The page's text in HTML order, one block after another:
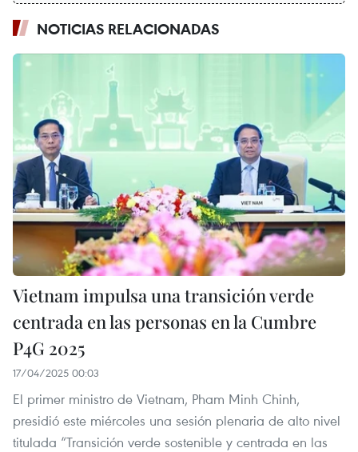
NOTICIAS RELACIONADAS
Vietnam impulsa una transición verde
centrada en las personas en la Cumbre
P4G 2025
17/04/2025 00:03
El primer ministro de Vietnam, Pham Minh Chinh,
presidió este miércoles una sesión plenaria de alto nivel
titulada “Transición verde sostenible y centrada en las